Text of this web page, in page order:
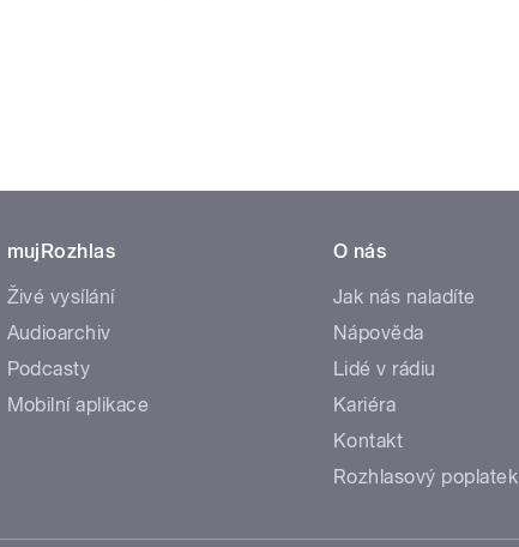
mujRozhlas
Živé vysílání
Audioarchiv
Podcasty
Mobilní aplikace
O nás
Jak nás naladíte
Nápověda
Lidé v rádiu
Kariéra
Kontakt
Rozhlasový poplatek